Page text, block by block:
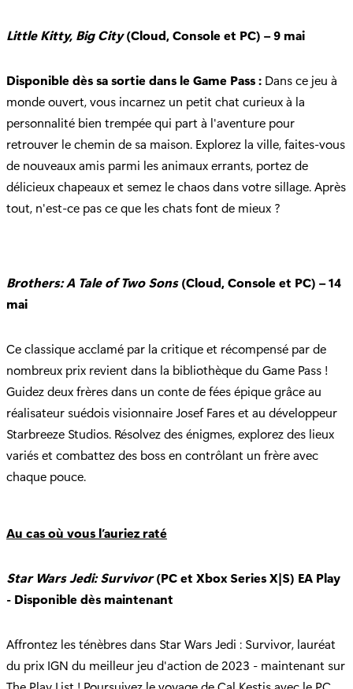
Little Kitty, Big City(Cloud, Console et PC) – 9 mai
Disponible dès sa sortie dans le Game Pass : Dans ce jeu à
monde ouvert, vous incarnez un petit chat curieux à la
personnalité bien trempée qui part à l'aventure pour
retrouver le chemin de sa maison. Explorez la ville, faites-vous
de nouveaux amis parmi les animaux errants, portez de
délicieux chapeaux et semez le chaos dans votre sillage. Après
tout, n'est-ce pas ce que les chats font de mieux ?
Brothers: A Tale of Two Sons(Cloud, Console et PC) – 14
mai
Ce classique acclamé par la critique et récompensé par de
nombreux prix revient dans la bibliothèque du Game Pass !
Guidez deux frères dans un conte de fées épique grâce au
réalisateur suédois visionnaire Josef Fares et au développeur
Starbreeze Studios. Résolvez des énigmes, explorez des lieux
variés et combattez des boss en contrôlant un frère avec
chaque pouce.
Au cas où vous l’auriez raté
Star Wars Jedi: Survivor(PC et Xbox Series X|S) EA Play
- Disponible dès maintenant
Affrontez les ténèbres dans Star Wars Jedi : Survivor, lauréat
du prix IGN du meilleur jeu d'action de 2023 - maintenant sur